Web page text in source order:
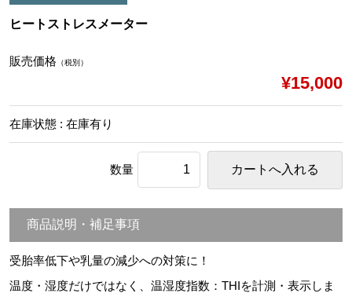
ヒートストレスメーター
販売価格 （税別）
¥15,000
在庫状態 : 在庫有り
数量
商品説明・補足事項
受胎率低下や乳量の減少への対策に！
温度・湿度だけではなく、温湿度指数：THIを計測・表示しま